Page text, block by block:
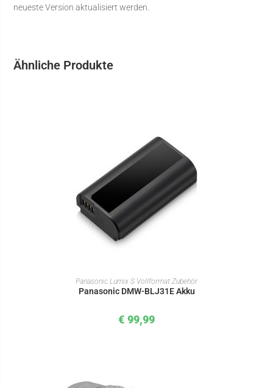
neueste Version aktualisiert werden.
Ähnliche Produkte
IN DEN WARENKORB
Panasonic Lumix S Vollformat Zubehör
Panasonic DMW-BLJ31E Akku
€ 99,99